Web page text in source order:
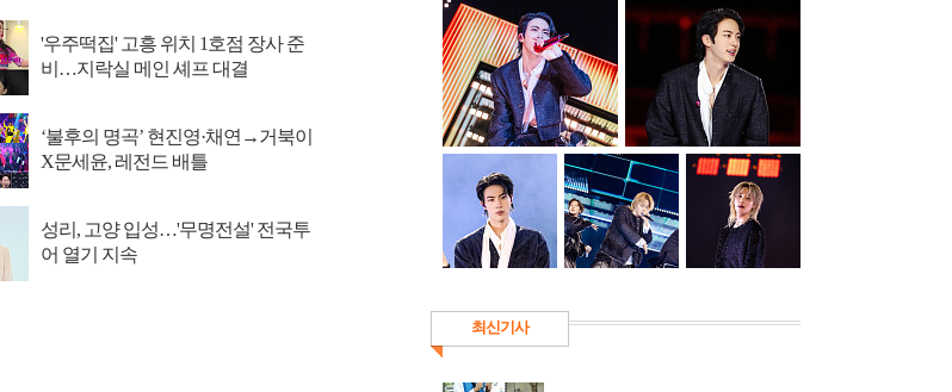
'우주떡집' 고흥 위치 1호점 장사 준
비…지락실 메인 셰프 대결
‘불후의 명곡’ 현진영·채연→거북이
X문세윤, 레전드 배틀
성리, 고양 입성…'무명전설' 전국투
어 열기 지속
최신기사